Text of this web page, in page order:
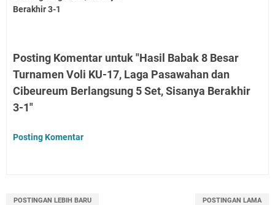
Berakhir 3-1
Posting Komentar untuk "Hasil Babak 8 Besar
Turnamen Voli KU-17, Laga Pasawahan dan
Cibeureum Berlangsung 5 Set, Sisanya Berakhir
3-1"
Posting Komentar
POSTINGAN LEBIH BARU POSTINGAN LAMA